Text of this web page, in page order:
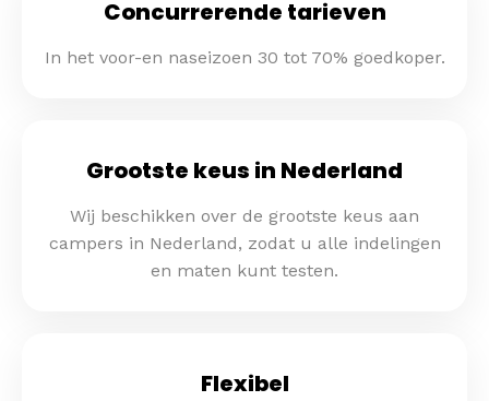
Concurrerende tarieven
In het voor-en naseizoen 30 tot 70% goedkoper.
Grootste keus in Nederland
Wij beschikken over de grootste keus aan
campers in Nederland, zodat u alle indelingen
en maten kunt testen.
Flexibel